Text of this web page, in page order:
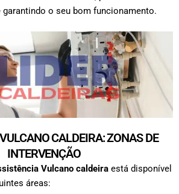
garantindo o seu bom funcionamento.
CALDEIRA: ZONAS DE
INTERVENÇÃO
Vulcano caldeira está disponível
áreas: